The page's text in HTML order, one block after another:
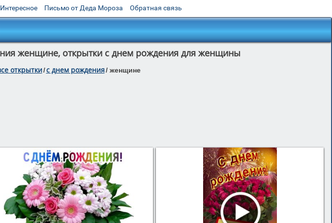
Интересное Письмо от Деда Мороза Обратная связь
женщине, открытки с днем рождения для женщины
открытки/c днем рождения/ женщине